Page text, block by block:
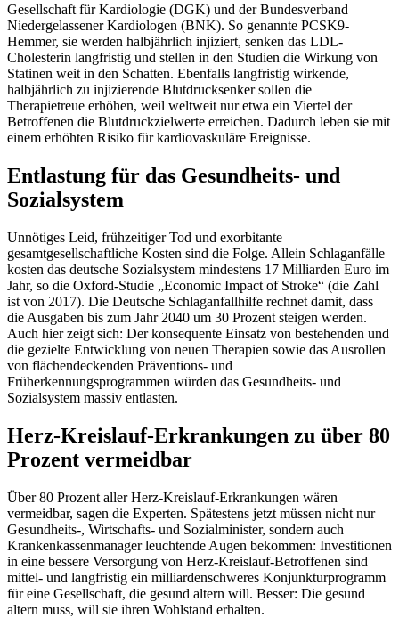
Gesellschaft für Kardiologie (DGK) und der Bundesverband
Niedergelassener Kardiologen (BNK). So genannte PCSK9-
Hemmer, sie werden halbjährlich injiziert, senken das LDL-
Cholesterin langfristig und stellen in den Studien die Wirkung von
Statinen weit in den Schatten. Ebenfalls langfristig wirkende,
halbjährlich zu injizierende Blutdrucksenker sollen die
Therapietreue erhöhen, weil weltweit nur etwa ein Viertel der
Betroffenen die Blutdruckzielwerte erreichen. Dadurch leben sie mit
einem erhöhten Risiko für kardiovaskuläre Ereignisse.
Entlastung für das Gesundheits- und
Sozialsystem
Unnötiges Leid, frühzeitiger Tod und exorbitante
gesamtgesellschaftliche Kosten sind die Folge. Allein Schlaganfälle
kosten das deutsche Sozialsystem mindestens 17 Milliarden Euro im
Jahr, so die Oxford-Studie „Economic Impact of Stroke“ (die Zahl
ist von 2017). Die Deutsche Schlaganfallhilfe rechnet damit, dass
die Ausgaben bis zum Jahr 2040 um 30 Prozent steigen werden.
Auch hier zeigt sich: Der konsequente Einsatz von bestehenden und
die gezielte Entwicklung von neuen Therapien sowie das Ausrollen
von flächendeckenden Präventions- und
Früherkennungsprogrammen würden das Gesundheits- und
Sozialsystem massiv entlasten.
Herz-Kreislauf-Erkrankungen zu über 80
Prozent vermeidbar
Über 80 Prozent aller Herz-Kreislauf-Erkrankungen wären
vermeidbar, sagen die Experten. Spätestens jetzt müssen nicht nur
Gesundheits-, Wirtschafts- und Sozialminister, sondern auch
Krankenkassenmanager leuchtende Augen bekommen: Investitionen
in eine bessere Versorgung von Herz-Kreislauf-Betroffenen sind
mittel- und langfristig ein milliardenschweres Konjunkturprogramm
für eine Gesellschaft, die gesund altern will. Besser: Die gesund
altern muss, will sie ihren Wohlstand erhalten.